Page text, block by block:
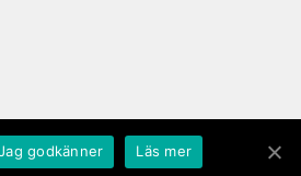
godkänner Läs mer